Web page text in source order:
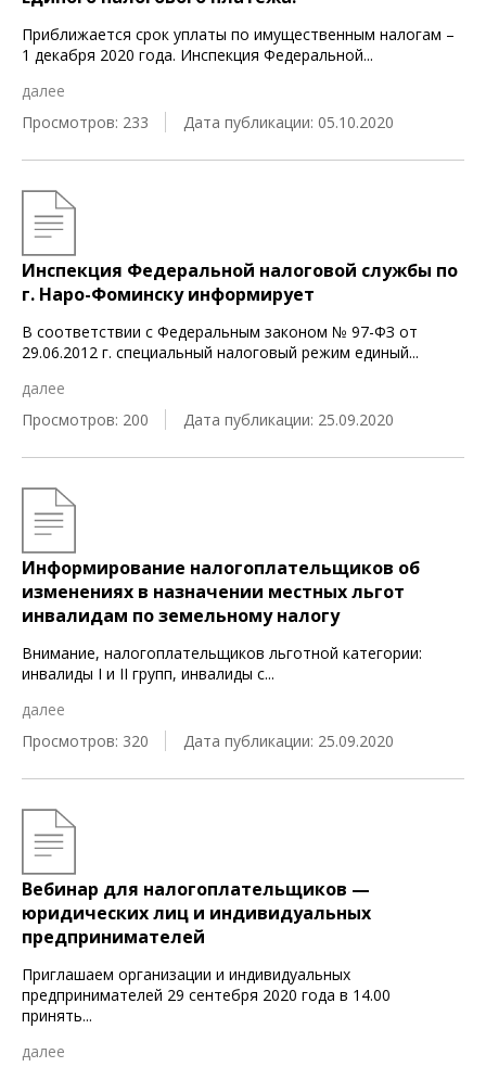
Приближается срок уплаты по имущественным налогам –
1 декабря 2020 года. Инспекция Федеральной...
далее
Просмотров: 233
Дата публикации: 05.10.2020
Инспекция Федеральной налоговой службы по
г. Наро-Фоминску информирует
В соответствии с Федеральным законом № 97-ФЗ от
29.06.2012 г. специальный налоговый режим единый...
далее
Просмотров: 200
Дата публикации: 25.09.2020
Информирование налогоплательщиков об
изменениях в назначении местных льгот
инвалидам по земельному налогу
Внимание, налогоплательщиков льготной категории:
инвалиды I и II групп, инвалиды с...
далее
Просмотров: 320
Дата публикации: 25.09.2020
Вебинар для налогоплательщиков —
юридических лиц и индивидуальных
предпринимателей
Приглашаем организации и индивидуальных
предпринимателей 29 сентебря 2020 года в 14.00
принять...
далее